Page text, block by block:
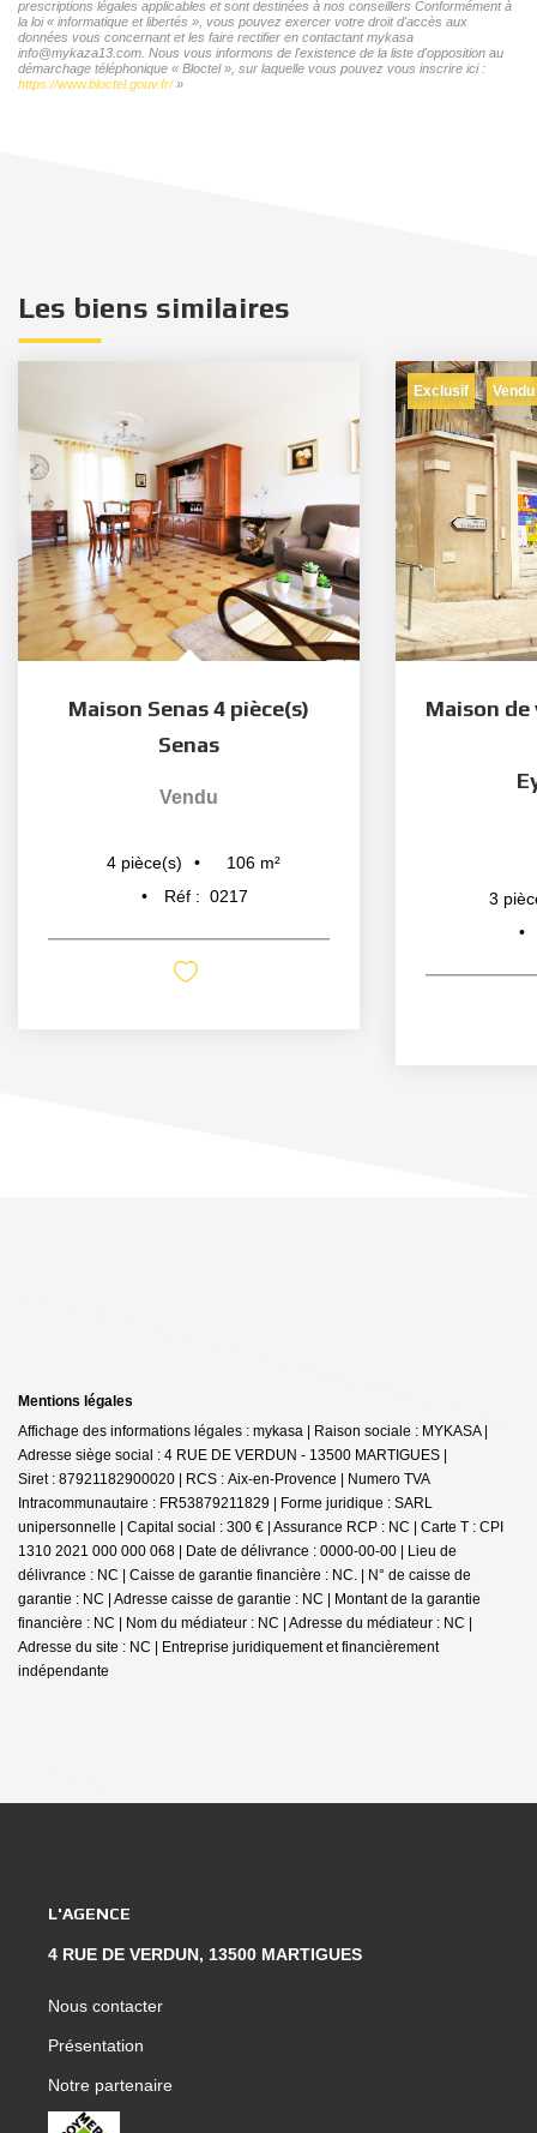
prescriptions légales applicables et sont destinées à nos conseillers Conformément à
la loi « informatique et libertés », vous pouvez exercer votre droit d'accès aux
données vous concernant et les faire rectifier en contactant mykasa
info@mykaza13.com. Nous vous informons de l'existence de la liste d'opposition au
démarchage téléphonique « Bloctel », sur laquelle vous pouvez vous inscrire ici :
https://www.bloctel.gouv.fr/»
Les biens similaires
Maison Senas 4 pièce(s)
Senas
Vendu
4 pièce(s) 106 m²
Réf : 0217
Exclusif Vendu
3
Mentions légales
Affichage des informations légales : mykasa | Raison sociale : MYKASA |
Adresse siège social : 4 RUE DE VERDUN - 13500 MARTIGUES |
Siret : 87921182900020 | RCS : Aix-en-Provence | Numero TVA
Intracommunautaire : FR53879211829 | Forme juridique : SARL
unipersonnelle | Capital social : 300 € | Assurance RCP : NC | Carte T : CPI
1310 2021 000 000 068 | Date de délivrance : 0000-00-00 | Lieu de
délivrance : NC | Caisse de garantie financière : NC. | N° de caisse de
garantie : NC | Adresse caisse de garantie : NC | Montant de la garantie
financière : NC | Nom du médiateur : NC | Adresse du médiateur : NC |
Adresse du site : NC | Entreprise juridiquement et financièrement
indépendante
L'AGENCE
4 RUE DE VERDUN, 13500 MARTIGUES
Nous contacter
Présentation
Notre partenaire